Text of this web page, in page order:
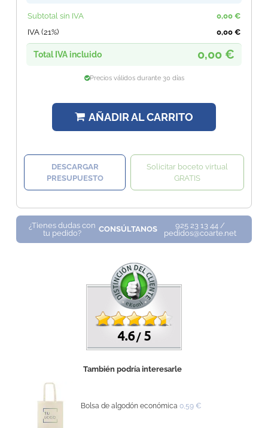
Subtotal sin IVA
0,00 €
IVA (21%)
0,00 €
Total IVA incluido 0,00 €
Precios válidos durante 30 días
AÑADIR AL CARRITO
DESCARGAR
PRESUPUESTO
Solicitar boceto virtual
GRATIS
¿Tienes dudas con
tu pedido?
CONSÚLTANOS
925 23 13 44 /
pedidos@coarte.net
4.6 /5
También podría interesarle
Bolsa de algodón económica 0,59 €